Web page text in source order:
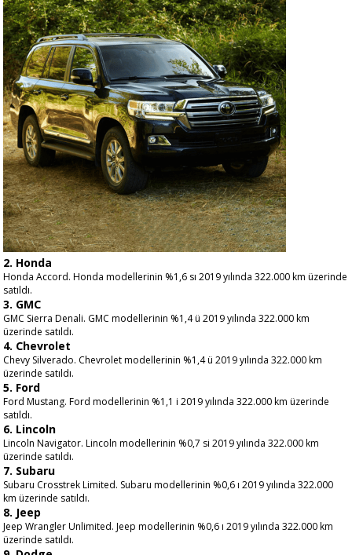
2. Honda
Honda Accord. Honda modellerinin %1,6 sı 2019 yılında 322.000 km üzerinde
satıldı.
3. GMC
GMC Sierra Denali. GMC modellerinin %1,4 ü 2019 yılında 322.000 km
üzerinde satıldı.
4. Chevrolet
Chevy Silverado. Chevrolet modellerinin %1,4 ü 2019 yılında 322.000 km
üzerinde satıldı.
5. Ford
Ford Mustang. Ford modellerinin %1,1 i 2019 yılında 322.000 km üzerinde
satıldı.
6. Lincoln
Lincoln Navigator. Lincoln modellerinin %0,7 si 2019 yılında 322.000 km
üzerinde satıldı.
7. Subaru
Subaru Crosstrek Limited. Subaru modellerinin %0,6 ı 2019 yılında 322.000
km üzerinde satıldı.
8. Jeep
Jeep Wrangler Unlimited. Jeep modellerinin %0,6 ı 2019 yılında 322.000 km
üzerinde satıldı.